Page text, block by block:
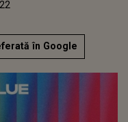
în Google